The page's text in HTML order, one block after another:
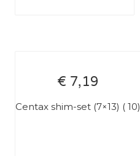
€ 7,19
Centax shim-set (7×13) ( 10)